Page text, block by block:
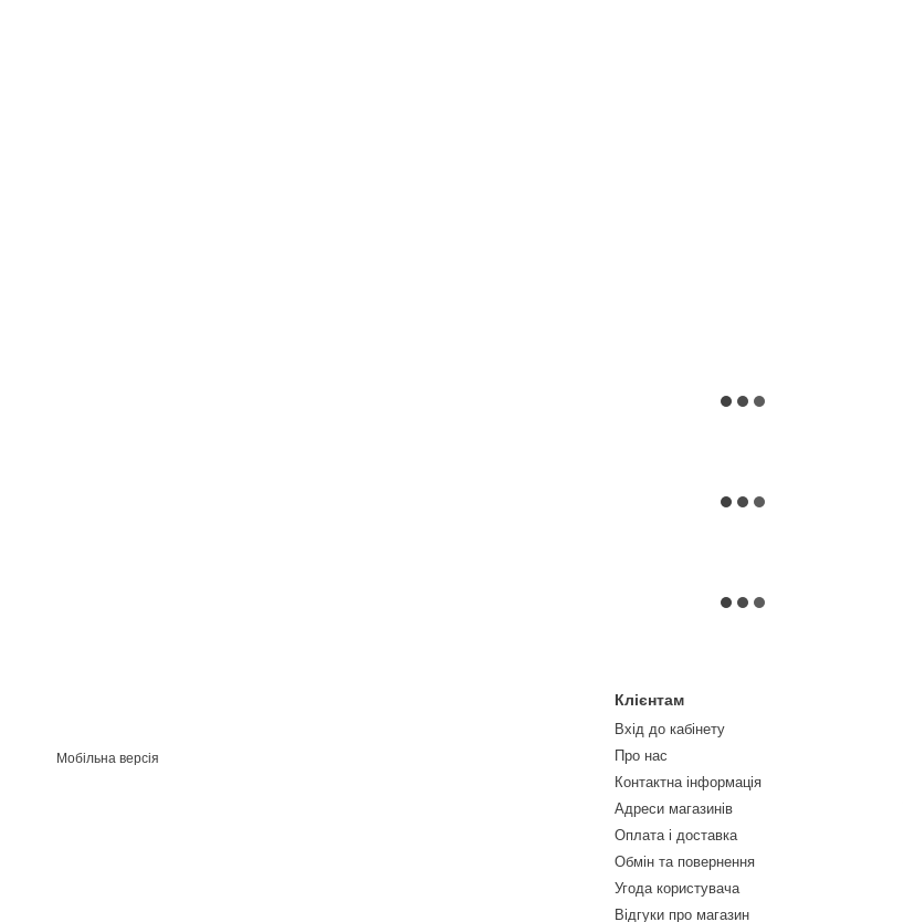
Мобільна версія
Клієнтам
Вхід до кабінету
Про нас
Контактна інформація
Адреси магазинів
Оплата і доставка
Обмін та повернення
Угода користувача
Відгуки про магазин